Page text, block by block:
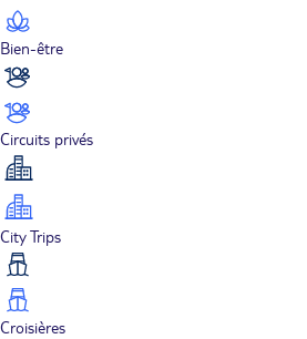
Bien-être
Circuits privés
City Trips
Croisières